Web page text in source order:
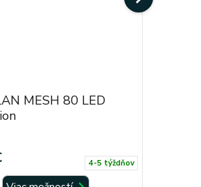
MESH 80 LED
4-5 týždňov